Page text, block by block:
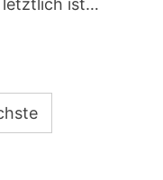
letztlich ist…